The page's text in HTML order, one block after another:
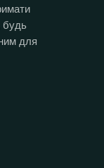
будь
для